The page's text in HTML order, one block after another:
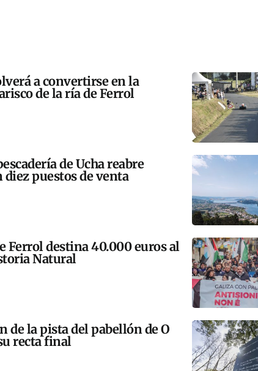
a convertirse en la
de la ría de Ferrol
de Ucha reabre
diez puestos de venta
Ferrol destina 40.000 euros al
Natural
de la pista del pabellón de O
recta final